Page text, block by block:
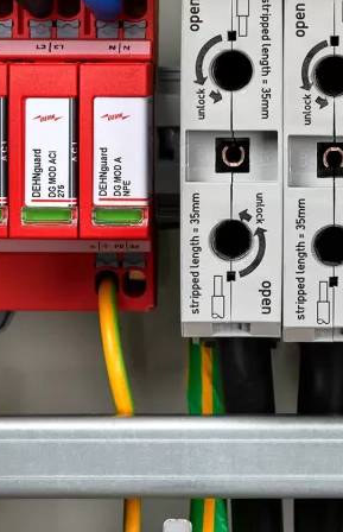
Afrika & Mittlerer
Osten